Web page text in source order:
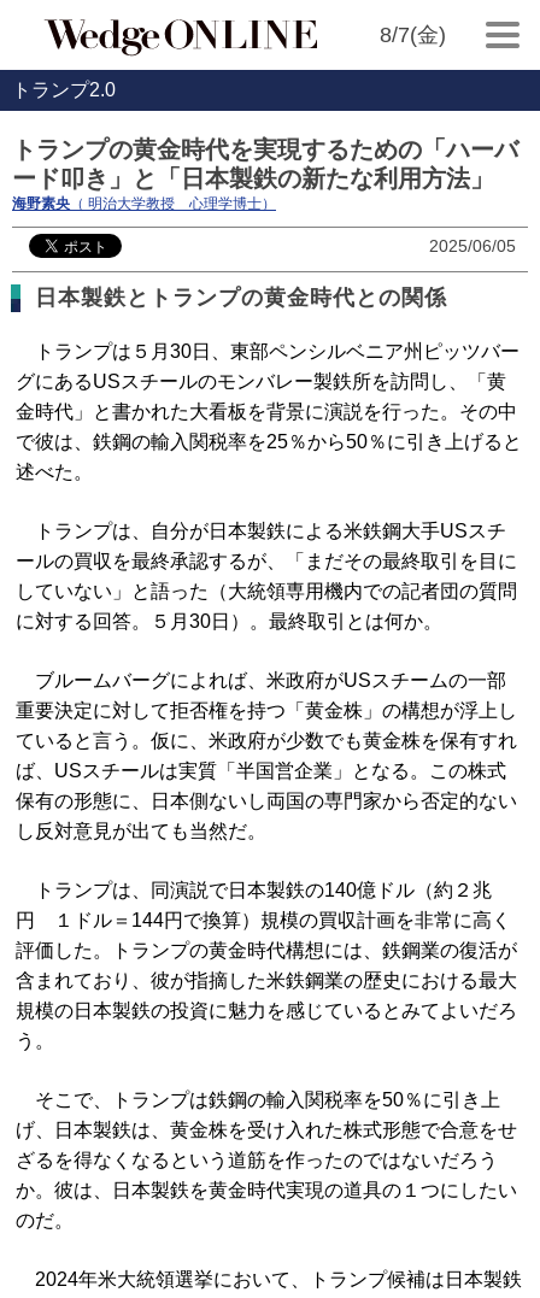
8/7(金)
トランプ2.0
トランプの黄金時代を実現するための「ハーバ
ード叩き」と「日本製鉄の新たな利用方法」
海野素央 （ 明治大学教授 心理学博士）
2025/06/05
日本製鉄とトランプの黄金時代との関係
トランプは５月30日、東部ペンシルベニア州ピッツバー
グにあるUSスチールのモンバレー製鉄所を訪問し、「黄
金時代」と書かれた大看板を背景に演説を行った。その中
で彼は、鉄鋼の輸入関税率を25％から50％に引き上げると
述べた。
トランプは、自分が日本製鉄による米鉄鋼大手USスチ
ールの買収を最終承認するが、「まだその最終取引を目に
していない」と語った（大統領専用機内での記者団の質問
に対する回答。５月30日）。最終取引とは何か。
ブルームバーグによれば、米政府がUSスチームの一部
重要決定に対して拒否権を持つ「黄金株」の構想が浮上し
ていると言う。仮に、米政府が少数でも黄金株を保有すれ
ば、USスチールは実質「半国営企業」となる。この株式
保有の形態に、日本側ないし両国の専門家から否定的ない
し反対意見が出ても当然だ。
トランプは、同演説で日本製鉄の140億ドル（約２兆
円 １ドル＝144円で換算）規模の買収計画を非常に高く
評価した。トランプの黄金時代構想には、鉄鋼業の復活が
含まれており、彼が指摘した米鉄鋼業の歴史における最大
規模の日本製鉄の投資に魅力を感じているとみてよいだろ
う。
そこで、トランプは鉄鋼の輸入関税率を50％に引き上
げ、日本製鉄は、黄金株を受け入れた株式形態で合意をせ
ざるを得なくなるという道筋を作ったのではないだろう
か。彼は、日本製鉄を黄金時代実現の道具の１つにしたい
のだ。
2024年米大統領選挙において、トランプ候補は日本製鉄